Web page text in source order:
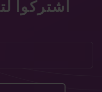
اشتركوا